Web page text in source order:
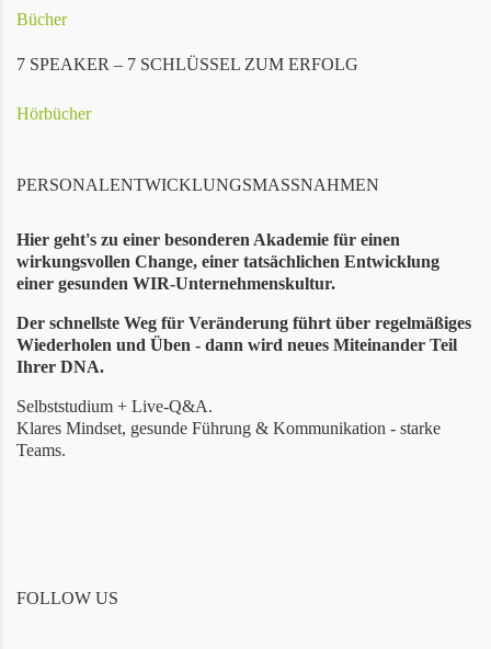
Bücher
7 SPEAKER – 7 SCHLÜSSEL ZUM ERFOLG
Hörbücher
PERSONALENTWICKLUNGSMASSNAHMEN
Hier geht's zu einer besonderen Akademie für einen
wirkungsvollen Change, einer tatsächlichen Entwicklung
einer gesunden WIR-Unternehmenskultur.
Der schnellste Weg für Veränderung führt über regelmäßiges
Wiederholen und Üben - dann wird neues Miteinander Teil
Ihrer DNA.
Selbststudium + Live-Q&A.
Klares Mindset, gesunde Führung & Kommunikation - starke
Teams.
FOLLOW US